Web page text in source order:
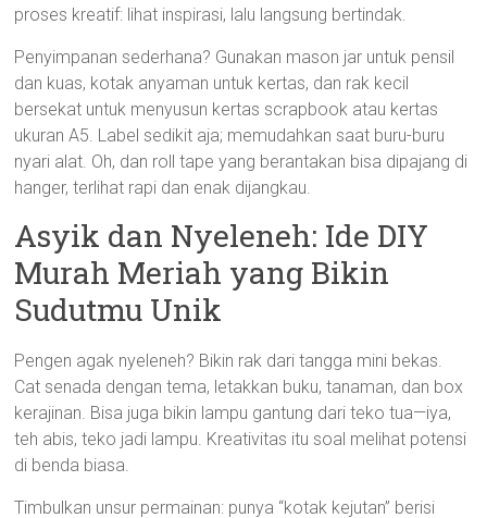
proses kreatif: lihat inspirasi, lalu langsung bertindak.
Penyimpanan sederhana? Gunakan mason jar untuk pensil
dan kuas, kotak anyaman untuk kertas, dan rak kecil
bersekat untuk menyusun kertas scrapbook atau kertas
ukuran A5. Label sedikit aja; memudahkan saat buru-buru
nyari alat. Oh, dan roll tape yang berantakan bisa dipajang di
hanger, terlihat rapi dan enak dijangkau.
Asyik dan Nyeleneh: Ide DIY
Murah Meriah yang Bikin
Sudutmu Unik
Pengen agak nyeleneh? Bikin rak dari tangga mini bekas.
Cat senada dengan tema, letakkan buku, tanaman, dan box
kerajinan. Bisa juga bikin lampu gantung dari teko tua—iya,
teh abis, teko jadi lampu. Kreativitas itu soal melihat potensi
di benda biasa.
Timbulkan unsur permainan: punya “kotak kejutan” berisi